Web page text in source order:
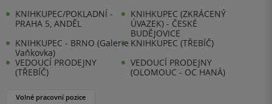
KNIHKUPEC/POKLADNÍ -
PRAHA 5, ANDĚL
KNIHKUPEC (ZKRÁCENÝ
ÚVAZEK) - ČESKÉ
BUDĚJOVICE
KNIHKUPEC - BRNO (Galerie
Vaňkovka)
KNIHKUPEC (TŘEBÍČ)
VEDOUCÍ PRODEJNY
(TŘEBÍČ)
VEDOUCÍ PRODEJNY
(OLOMOUC - OC HANÁ)
Volné pracovní pozice